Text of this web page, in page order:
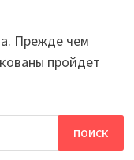
Прежде чем
пройдет